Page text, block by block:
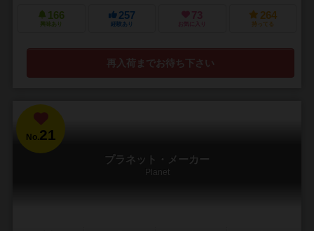
166
興味あり
257
経験あり
73
お気に入り
264
持ってる
再入荷までお待ち下さい
No.21
プラネット・メーカー
Planet